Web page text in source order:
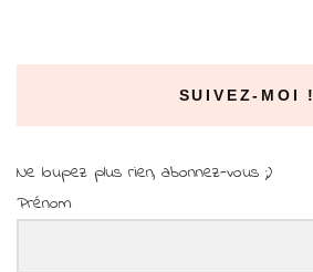
SUIVEZ-MOI !
Ne loupez plus rien, abonnez-vous ;)
Prénom